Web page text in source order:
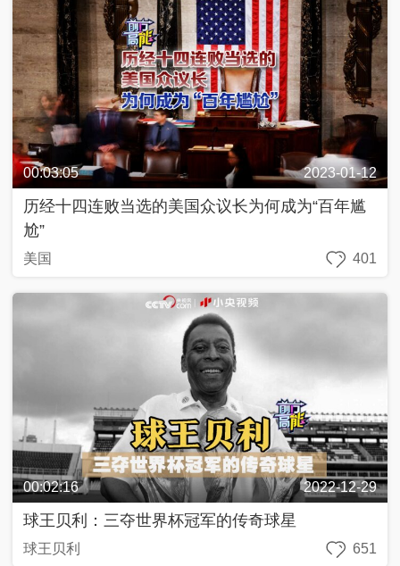
00:03:05 2023-01-12
历经十四连败当选的美国众议长为何成为“百年尴
尬”
美国 401
00:02:16 2022-12-29
球王贝利：三夺世界杯冠军的传奇球星
球王贝利 651